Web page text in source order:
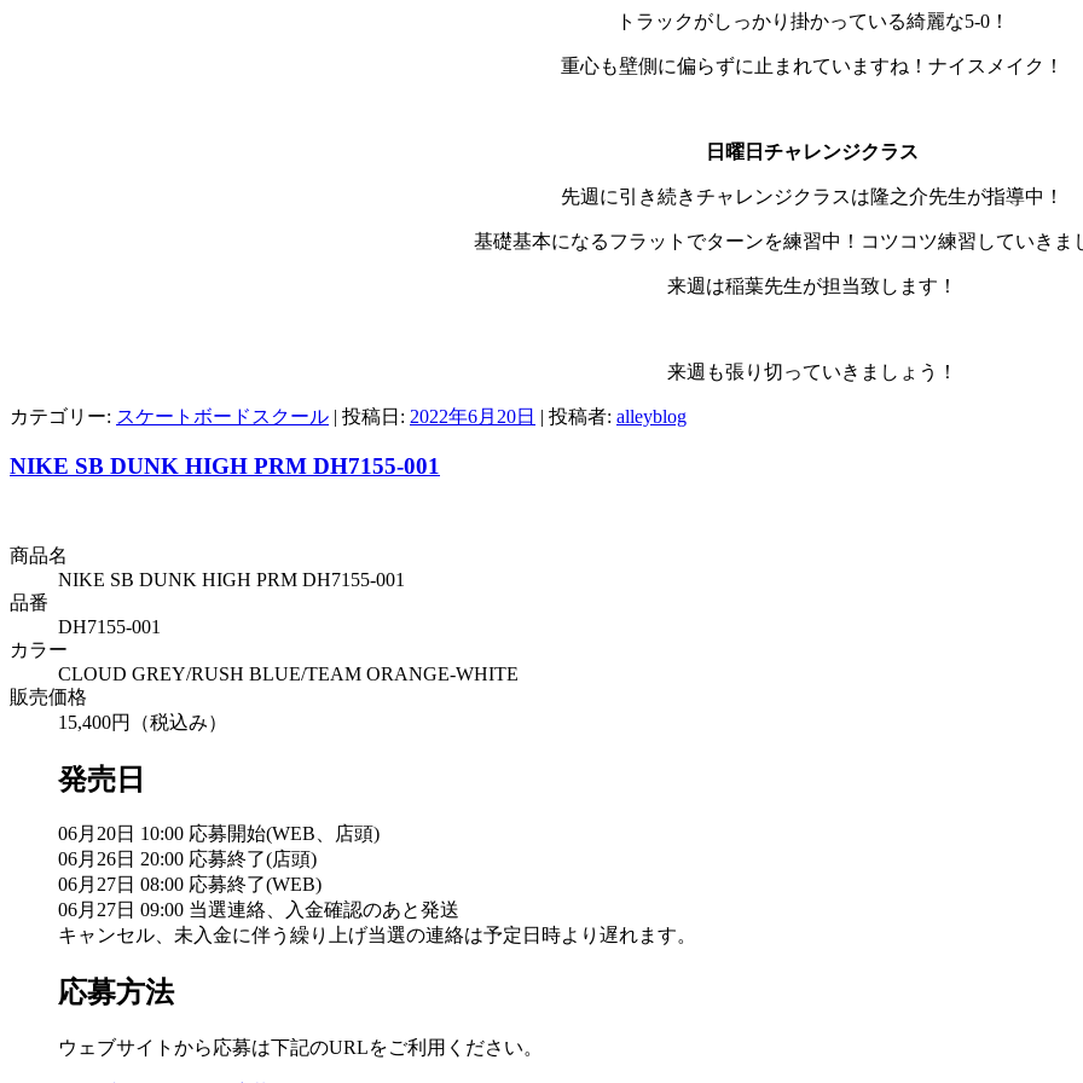
トラックがしっかり掛かっている綺麗な5-0！
重心も壁側に偏らずに止まれていますね！ナイスメイク！
日曜日チャレンジクラス
先週に引き続きチャレンジクラスは隆之介先生が指導中！
基礎基本になるフラットでターンを練習中！コツコツ練習していきま
来週は稲葉先生が担当致します！
来週も張り切っていきましょう！
カテゴリー: スケートボードスクール | 投稿日: 2022年6月20日 | 投稿者: alleyblog
NIKE SB DUNK HIGH PRM DH7155-001
商品名
NIKE SB DUNK HIGH PRM DH7155-001
品番
DH7155-001
カラー
CLOUD GREY/RUSH BLUE/TEAM ORANGE-WHITE
販売価格
15,400円（税込み）
発売日
06月20日 10:00 応募開始(WEB、店頭)
06月26日 20:00 応募終了(店頭)
06月27日 08:00 応募終了(WEB)
06月27日 09:00 当選連絡、入金確認のあと発送
キャンセル、未入金に伴う繰り上げ当選の連絡は予定日時より遅れます。
応募方法
ウェブサイトから応募は下記のURLをご利用ください。